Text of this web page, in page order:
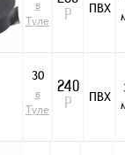
в
Туле
Р
ПВХ
30
в
Туле
240
Р
ПВХ